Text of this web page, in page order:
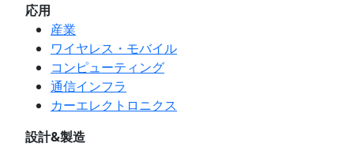
応用
産業
ワイヤレス・モバイル
コンピューティング
通信インフラ
カーエレクトロニクス
設計&製造